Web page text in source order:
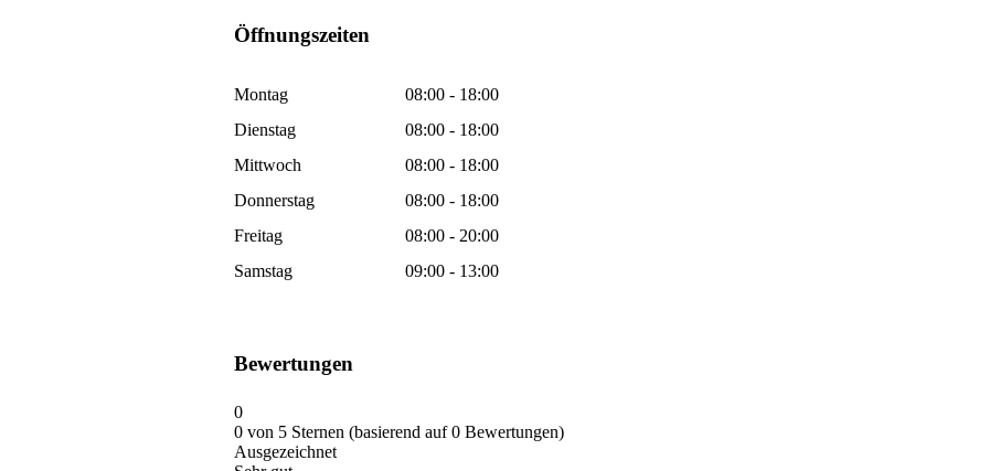
Öffnungszeiten
Montag
08:00 - 18:00
Dienstag
08:00 - 18:00
Mittwoch
08:00 - 18:00
Donnerstag
08:00 - 18:00
Freitag
08:00 - 20:00
Samstag
09:00 - 13:00
Bewertungen
0
0 von 5 Sternen (basierend auf 0 Bewertungen)
Ausgezeichnet